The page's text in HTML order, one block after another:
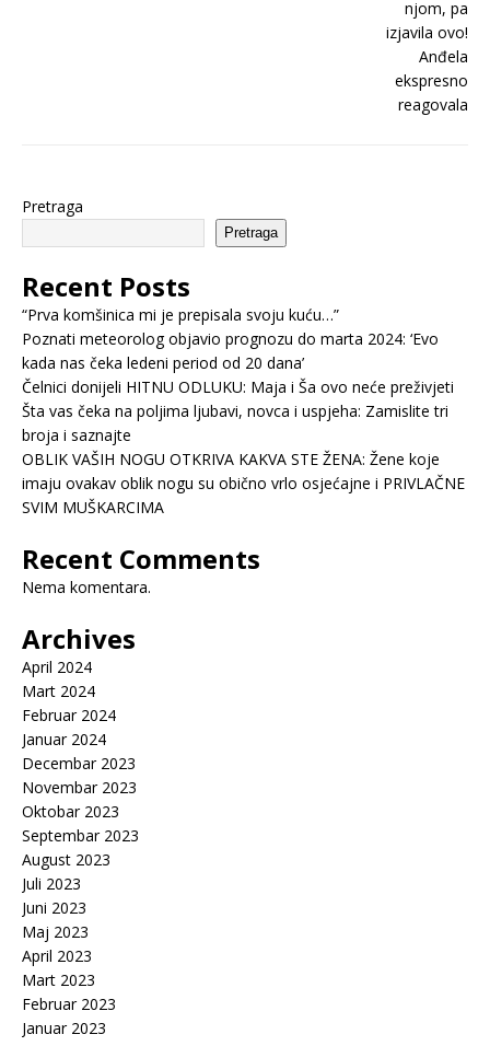
Pretraga
Pretraga
Recent Posts
“Prva komšinica mi je prepisala svoju kuću…”
Poznati meteorolog objavio prognozu do marta 2024: ‘Evo
kada nas čeka ledeni period od 20 dana’
Čelnici donijeli HITNU ODLUKU: Maja i Ša ovo neće preživjeti
Šta vas čeka na poljima ljubavi, novca i uspjeha: Zamislite tri
broja i saznajte
OBLIK VAŠIH NOGU OTKRIVA KAKVA STE ŽENA: Žene koje
imaju ovakav oblik nogu su obično vrlo osjećajne i PRIVLAČNE
SVIM MUŠKARCIMA
Recent Comments
Nema komentara.
Archives
April 2024
Mart 2024
Februar 2024
Januar 2024
Decembar 2023
Novembar 2023
Oktobar 2023
Septembar 2023
August 2023
Juli 2023
Juni 2023
Maj 2023
April 2023
Mart 2023
Februar 2023
Januar 2023